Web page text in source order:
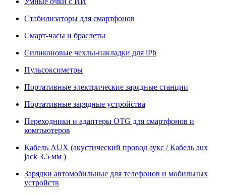
Стабилизаторы для смартфонов
Смарт-часы и браслеты
Силиконовые чехлы-накладки для iPh
Пульсоксиметры
Портативные электрические зарядные станции
Портативные зарядные устройства
Переходники и адаптеры OTG для смартфонов и
компьютеров
Кабель AUX (акустический провод аукс / Кабель aux
jack 3.5 мм )
Зарядки автомобильные для телефонов и мобильных
устройств